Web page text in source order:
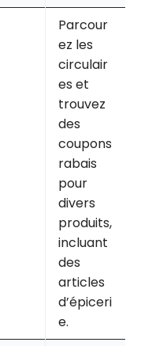
Parcour
ez les
circulair
es et
trouvez
des
coupons
rabais
pour
divers
produits,
incluant
des
articles
d’épiceri
e.